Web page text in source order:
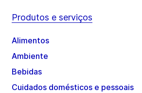
Produtos e serviços
Alimentos
Ambiente
Bebidas
Cuidados domésticos e pessoais